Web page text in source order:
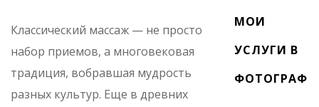
Классический массаж — не просто
набор приемов, а многовековая
традиция, вобравшая мудрость
разных культур. Еще в древних
МОИ
УСЛУГИ В